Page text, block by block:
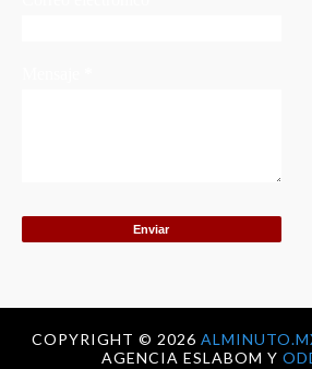
COPYRIGHT © 2026
AGENCIA ESLABOM Y